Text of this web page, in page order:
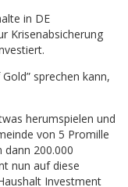
in DE
Krisenabsicherung
sprechen kann,
herumspielen und
von 5 Promille
dann 200.000
nun auf diese
Investment